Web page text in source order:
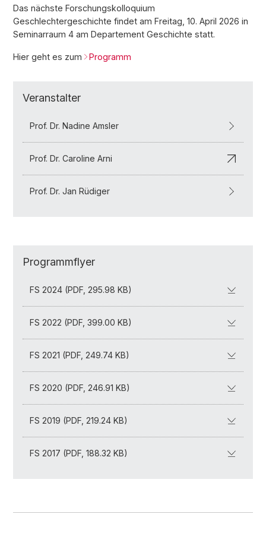
Das nächste Forschungskolloquium
Geschlechtergeschichte findet am Freitag, 10. April 2026 in
Seminarraum 4 am Departement Geschichte statt.
Hier geht es zum Programm
Veranstalter
Prof. Dr. Nadine Amsler
Prof. Dr. Caroline Arni
Prof. Dr. Jan Rüdiger
Programmflyer
FS 2024 (PDF, 295.98 KB)
FS 2022 (PDF, 399.00 KB)
FS 2021 (PDF, 249.74 KB)
FS 2020 (PDF, 246.91 KB)
FS 2019 (PDF, 219.24 KB)
FS 2017 (PDF, 188.32 KB)